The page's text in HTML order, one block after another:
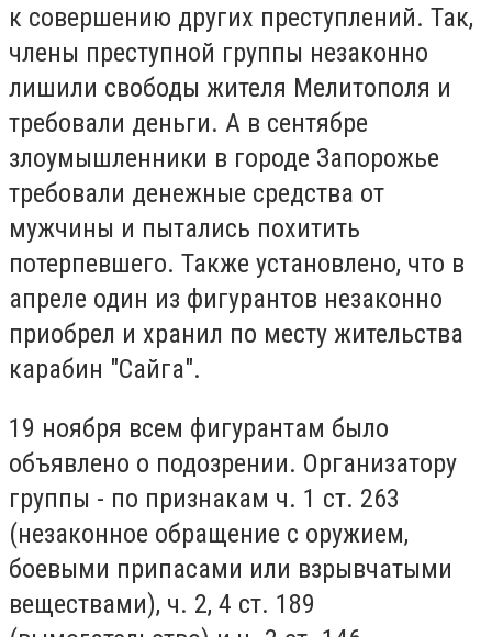
к совершению других преступлений. Так,
члены преступной группы незаконно
лишили свободы жителя Мелитополя и
требовали деньги. А в сентябре
злоумышленники в городе Запорожье
требовали денежные средства от
мужчины и пытались похитить
потерпевшего. Также установлено, что в
апреле один из фигурантов незаконно
приобрел и хранил по месту жительства
карабин "Сайга".
19 ноября всем фигурантам было
объявлено о подозрении. Организатору
группы - по признакам ч. 1 ст. 263
(незаконное обращение с оружием,
боевыми припасами или взрывчатыми
веществами), ч. 2, 4 ст. 189